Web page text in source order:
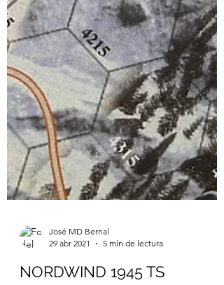
29 abr 2021
5 min de lectura